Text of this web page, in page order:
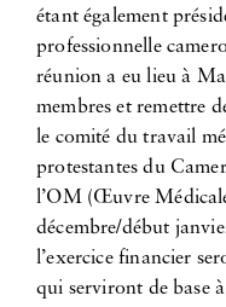
étant également
professionnelle
réunion a eu lieu à
membres et remettre
le comité du travail
protestantes du
l’OM (Œuvre
décembre/début
l’exercice financier
qui serviront de base